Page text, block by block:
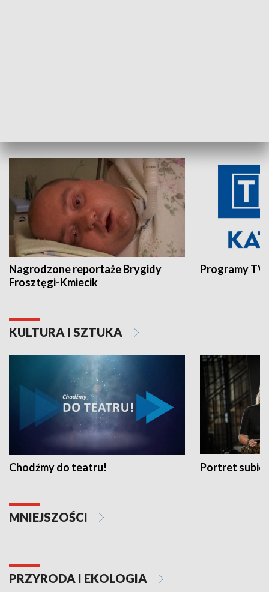
Nagrodzone reportaże Brygidy
Frosztęgi-Kmiecik
Programy
KULTURA I SZTUKA
Chodźmy do teatru! Portret
MNIEJSZOŚCI
PRZYRODA I EKOLOGIA